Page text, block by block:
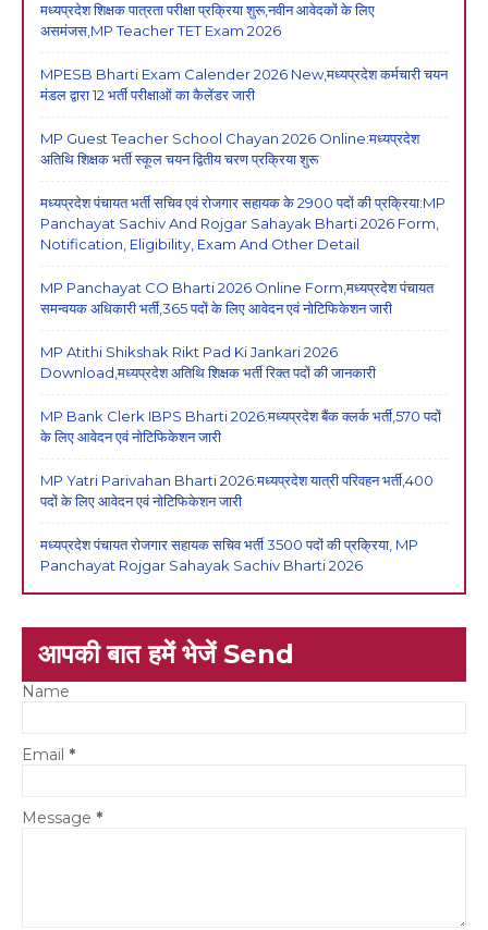
मध्यप्रदेश शिक्षक पात्रता परीक्षा प्रक्रिया शुरू,नवीन आवेदकों के लिए
असमंजस,MP Teacher TET Exam 2026
MPESB Bharti Exam Calender 2026 New,मध्यप्रदेश कर्मचारी चयन
मंडल द्वारा 12 भर्ती परीक्षाओं का कैलेंडर जारी
MP Guest Teacher School Chayan 2026 Online:मध्यप्रदेश
अतिथि शिक्षक भर्ती स्कूल चयन द्वितीय चरण प्रक्रिया शुरू
मध्यप्रदेश पंचायत भर्ती सचिव एवं रोजगार सहायक के 2900 पदों की प्रक्रिया:MP
Panchayat Sachiv And Rojgar Sahayak Bharti 2026 Form,
Notification, Eligibility, Exam And Other Detail
MP Panchayat CO Bharti 2026 Online Form,मध्यप्रदेश पंचायत
समन्वयक अधिकारी भर्ती,365 पदों के लिए आवेदन एवं नोटिफिकेशन जारी
MP Atithi Shikshak Rikt Pad Ki Jankari 2026
Download,मध्यप्रदेश अतिथि शिक्षक भर्ती रिक्त पदों की जानकारी
MP Bank Clerk IBPS Bharti 2026:मध्यप्रदेश बैंक क्लर्क भर्ती,570 पदों
के लिए आवेदन एवं नोटिफिकेशन जारी
MP Yatri Parivahan Bharti 2026:मध्यप्रदेश यात्री परिवहन भर्ती,400
पदों के लिए आवेदन एवं नोटिफिकेशन जारी
मध्यप्रदेश पंचायत रोजगार सहायक सचिव भर्ती 3500 पदों की प्रक्रिया, MP
Panchayat Rojgar Sahayak Sachiv Bharti 2026
आपकी बात हमें भेजें Send
Name
Email *
Message *